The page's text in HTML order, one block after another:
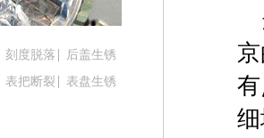
佛山市禅城区季华五路57号万科金融中心C座12层
东莞市东城街道鸿福东路1号民盈国贸中心T1写字
无锡市梁溪区人民中路139号恒隆广场写字楼1座
南通市崇川区工农路57号圆融广场写字楼16层
苏州市苏州工业园区星港街199号苏州中心办公楼
武汉市江汉区解放大道686号世界贸易大厦38层09
刻度脱落
后盖生锈
表把断裂 表盘生锈